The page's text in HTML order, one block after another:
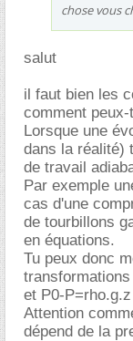
chose vous
salut
il faut bien les
comment
Lorsque une
dans la réalité)
de travail
Par exemple
cas d'une
de tourbillons
en équations.
Tu peux donc
et P0-P=rho.g.z
Attention
dépend de la